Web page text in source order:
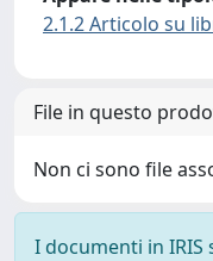
2.1.2 Articolo su
File in questo
Non ci sono file
I documenti in